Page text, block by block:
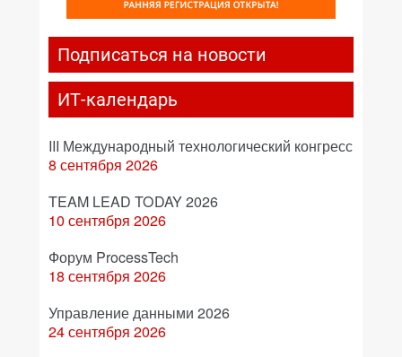
Подписаться на новости
ИТ-календарь
III Международный технологический конгресс
8 сентября 2026
TEAM LEAD TODAY 2026
10 сентября 2026
Форум ProcessTech
18 сентября 2026
Управление данными 2026
24 сентября 2026